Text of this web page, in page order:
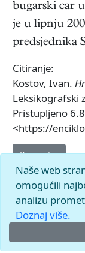
bugarski car
je u lipnju
predsjednika
Citiranje:
Kostov, Ivan.
Leksikografski
Pristupljeno
<https://
Komentar
Naše web
omogućili
analizu
Doznaj više.
© 2026.